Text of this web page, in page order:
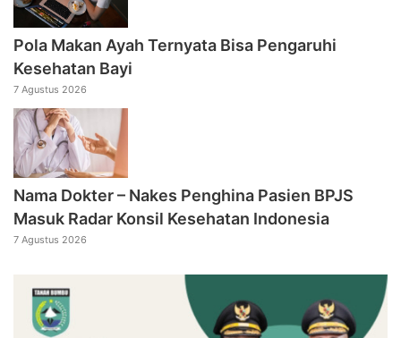
Pola Makan Ayah Ternyata Bisa Pengaruhi
Kesehatan Bayi
7 Agustus 2026
Nama Dokter – Nakes Penghina Pasien BPJS
Masuk Radar Konsil Kesehatan Indonesia
7 Agustus 2026